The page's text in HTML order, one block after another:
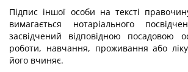
Підпис іншої особи на тексті
вимагається нотаріального
засвідчений відповідною посадовою
роботи, навчання, проживання або
його вчиняє.